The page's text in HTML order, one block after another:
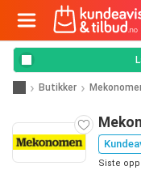
Butikker
Siste